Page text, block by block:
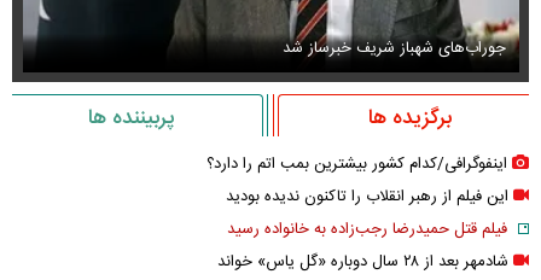
جوراب‌های شهباز شریف خبرساز شد
برگزیده ها پربیننده ها
اینفوگرافی/کدام کشور بیشترین بمب اتم را دارد؟
این فیلم از رهبر انقلاب را تاکنون ندیده بودید
فیلم قتل حمیدرضا رجب‌زاده به خانواده رسید
شادمهر بعد از ۲۸ سال دوباره «گل یاس» خواند